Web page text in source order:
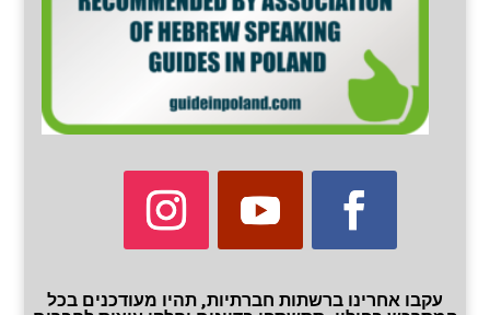
עקבו אחרינו ברשתות חברתיות, תהיו מעודכנים בכל